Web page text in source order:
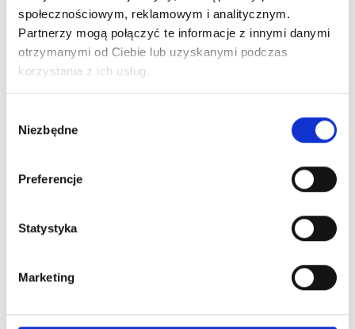
społecznościowym, reklamowym i analitycznym.
Partnerzy mogą połączyć te informacje z innymi danymi
otrzymanymi od Ciebie lub uzyskanymi podczas
korzystania z ich usług.
zgody
Niezbędne
Preferencje
Statystyka
Marketing